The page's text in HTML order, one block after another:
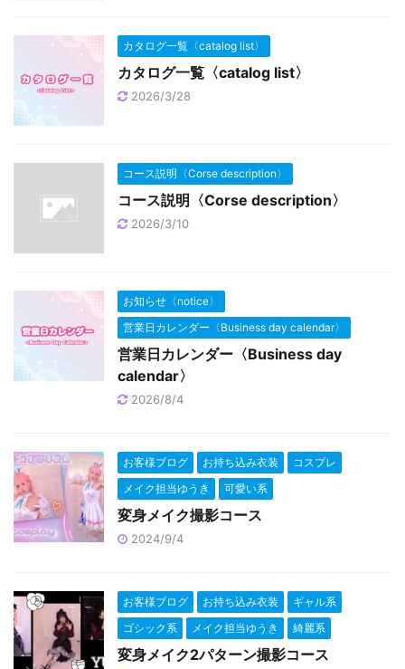
カタログ一覧〈catalog list〉
カタログ一覧〈catalog list〉
2026/3/28
コース説明〈Corse description〉
コース説明〈Corse description〉
2026/3/10
お知らせ〈notice〉
営業日カレンダー〈Business day calendar〉
営業日カレンダー〈Business day
calendar〉
2026/8/4
お客様ブログ お持ち込み衣装
コスプレ
メイク担当ゆうき
可愛い系
変身メイク撮影コース
2024/9/4
お客様ブログ お持ち込み衣装
ギャル系
ゴシック系
メイク担当ゆうき 綺麗系
変身メイク2パターン撮影コース